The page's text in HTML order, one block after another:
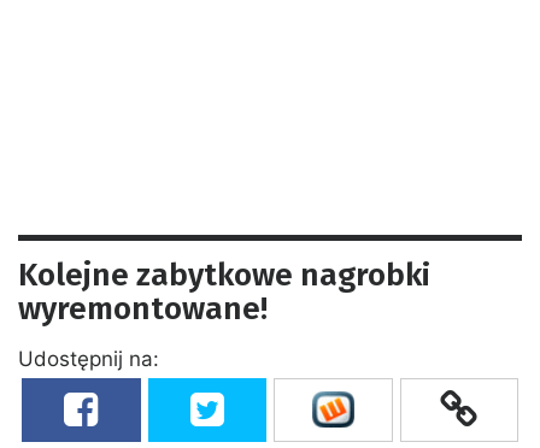
Kolejne zabytkowe nagrobki
wyremontowane!
Udostępnij na: